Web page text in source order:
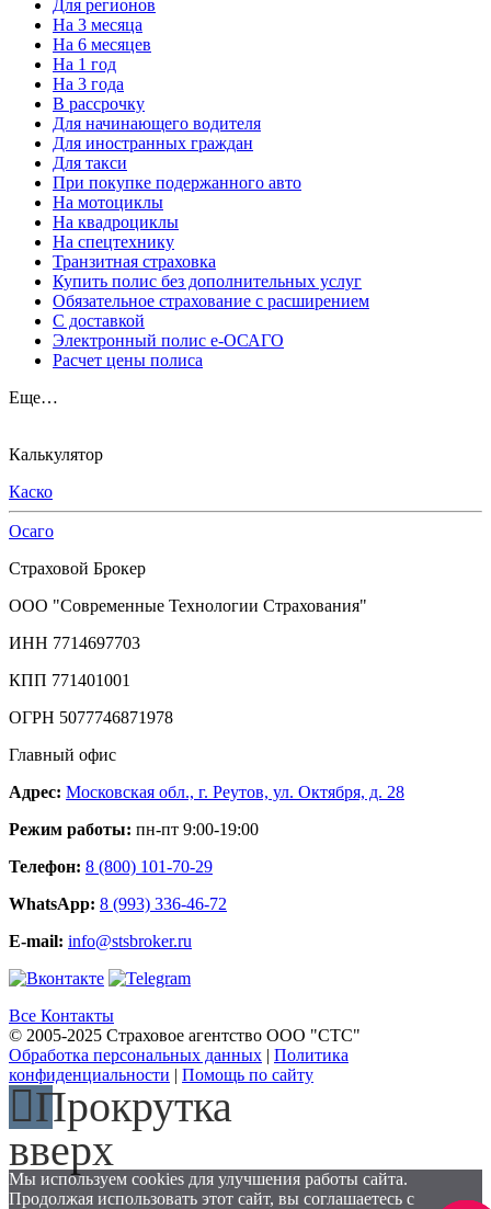
Для регионов
На 3 месяца
На 6 месяцев
На 1 год
На 3 года
В рассрочку
Для начинающего водителя
Для иностранных граждан
Для такси
При покупке подержанного авто
На мотоциклы
На квадроциклы
На спецтехнику
Транзитная страховка
Купить полис без дополнительных услуг
Обязательное страхование с расширением
С доставкой
Электронный полис е-ОСАГО
Расчет цены полиса
Еще…
Калькулятор
Каско
Осаго
Страховой Брокер
ООО "Современные Технологии Страхования"
ИНН 7714697703
КПП 771401001
ОГРН 5077746871978
Главный офис
Адрес: Московская обл., г. Реутов, ул. Октября, д. 28
Режим работы: пн-пт 9:00-19:00
Телефон: 8 (800) 101-70-29
WhatsApp: 8 (993) 336-46-72
E-mail: info@stsbroker.ru
Все Контакты
© 2005-2025 Страховое агентство ООО "СТС"
Обработка персональных данных
Политика
конфиденциальности
Помощь по сайту
Прокрутка
вверх
Мы используем cookies для улучшения работы сайта.
Продолжая использовать этот сайт, вы соглашаетесь с